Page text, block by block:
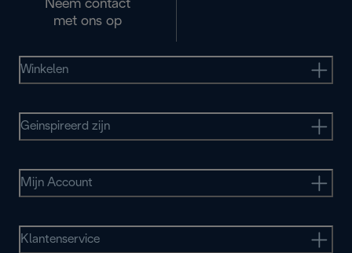
Neem contact
met ons op
Winkelen
Geinspireerd zijn
Mijn Account
Klantenservice